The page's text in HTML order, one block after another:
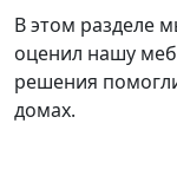
В этом разделе
оценил нашу
решения
домах.